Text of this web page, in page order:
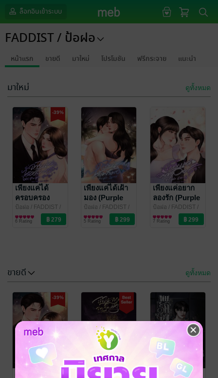
ล็อกอินเข้าระบบ
FADDIST / ป้อฝอ
หน้าแรก ขายดี มาใหม่ โปรโมชัน ฟรีกระจาย แนะนำ
มาใหม่ ดูทั้งหมด
-39%
เพียงแค่ได้
ครอบครอง
(Purple
Honey)
ป้อฝอ / FADDIST /
ป้อฝอ
นิยายโรมานซ์
6 Rating
เพียงแค่ได้เฝ้า
มอง (Purple
Syrup)
ป้อฝอ / FADDIST /
ป้อฝอ
นิยายโรมานซ์
5 Rating
เพียงแค่อยาก
ลองรัก (Purple
Candy)
ป้อฝอ / FADDIST /
ป้อฝอ
นิยายรักวัยรุ่น
7 Rating
ถ้าได้รักอีก
ครั้ง...จะไม่ยั้ง
ป้อฝอ/ FADDIST /
ป้อฝอ
นิยายวาย Boy
5 Rating
ถ้าได้กำราบ…
จะปราบให้รัก
ป้อฝอ
นิยายวาย Boy
Love / Yaoi
11 Rating
ขายดี ดูทั้งหมด
-39%
เพียงแค่ได้
ถ้าได้กำราบ…